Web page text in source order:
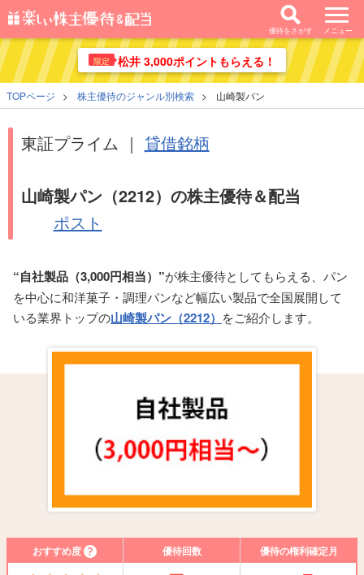
優待をさがす メニュー
限定 松井 3,000ポイントもらえる！
TOPページ 株主優待のジャンル別検索 山崎製パン
東証プライム ｜ 貸借銘柄
山崎製パン（2212）の株主優待＆配当
ポスト
“自社製品（3,000円相当）”が株主優待としてもらえる、パン
を中心に和洋菓子・調理パンなど幅広い製品で全国展開して
いる業界トップの山崎製パン（2212） をご紹介します。
おすすめ度 優待回数 優待の権利確定月